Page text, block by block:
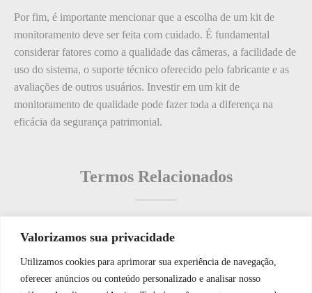
Valorizamos sua privacidade
Utilizamos cookies para aprimorar sua experiência de navegação,
oferecer anúncios ou conteúdo personalizado e analisar nosso
Por fim, é importante mencionar que a escolha de um kit de
monitoramento deve ser feita com cuidado. É fundamental
considerar fatores como a qualidade das câmeras, a facilidade de
uso do sistema, o suporte técnico oferecido pelo fabricante e as
avaliações de outros usuários. Investir em um kit de
monitoramento de qualidade pode fazer toda a diferença na
eficácia da segurança patrimonial.
Termos Relacionados
Termos populares
O que é Câmeras de Segurança para Propriedades
WhatsApp JF Tech